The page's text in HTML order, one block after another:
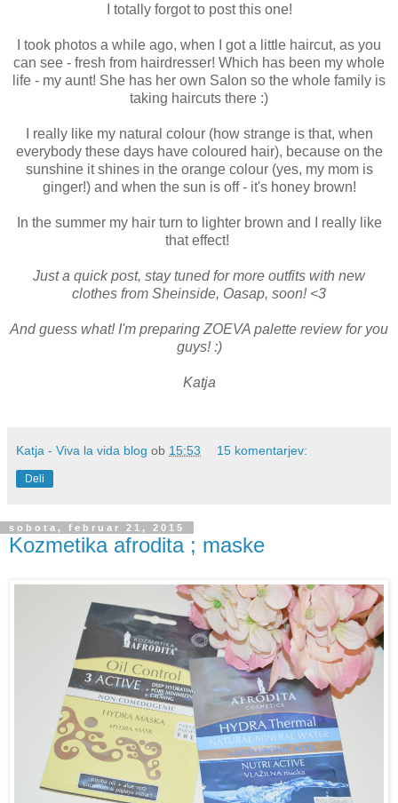
I totally forgot to post this one!
I took photos a while ago, when I got a little haircut, as you
can see - fresh from hairdresser! Which has been my whole
life - my aunt! She has her own Salon so the whole family is
taking haircuts there :)
I really like my natural colour (how strange is that, when
everybody these days have coloured hair), because on the
sunshine it shines in the orange colour (yes, my mom is
ginger!) and when the sun is off - it's honey brown!
In the summer my hair turn to lighter brown and I really like
that effect!
Just a quick post, stay tuned for more outfits with new
clothes from Sheinside, Oasap, soon! <3
And guess what! I'm preparing ZOEVA palette review for you
guys! :)
Katja
Katja - Viva la vida blog ob 15:53 15 komentarjev:
Deli
sobota, februar 21, 2015
Kozmetika afrodita ; maske